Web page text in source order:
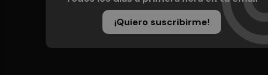
¡Quiero suscribirme!